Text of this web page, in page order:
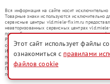
Вся информация на сайте носит исключительно
Товарные знаки используются исключительно
сервисные центры vld.miele-fixim.ru
неавторизованных сервисных центрах
правообладателями товарных знаков или их
Ремонт осуществляется для устройств, уже
со статьей 1487 ГК РФ.
Использование товарных знаков не
потребителей в заблуждение, а служит для
ремонту техники указанных брендов.
Представленная на сайте информация не
положениями Статьи 437(2) Гражданского
Этот сайт использует файлы
ознакомиться с правилами
файлов cookie